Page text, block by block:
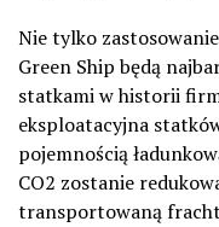
Nie tylko
Green Ship będą
statkami w historii
eksploatacyjna
pojemnością
CO2 zostanie
transportowaną